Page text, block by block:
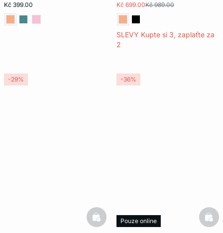
Kč 399.00 Kč 699.00Kč 989.00
SLEVY Kupte si 3, zaplaťte za
2
basketfull
-29%
Pouze online
-36%